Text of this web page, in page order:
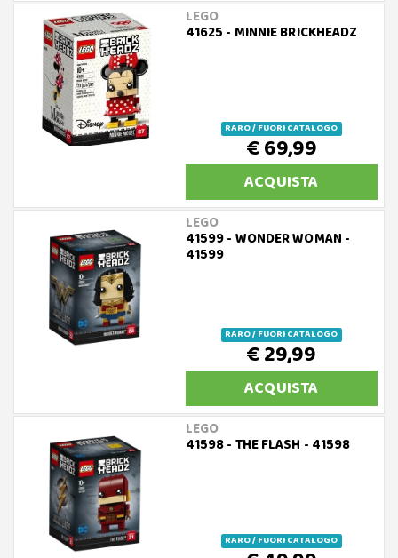
LEGO
41625 - MINNIE BRICKHEADZ
RARO / FUORI CATALOGO
€ 69,99
ACQUISTA
LEGO
41599 - WONDER WOMAN -
41599
RARO / FUORI CATALOGO
€ 29,99
ACQUISTA
LEGO
41598 - THE FLASH - 41598
RARO / FUORI CATALOGO